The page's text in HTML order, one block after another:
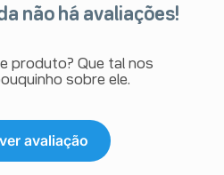
não há avaliações!
produto? Que tal nos
sobre ele.
avaliação